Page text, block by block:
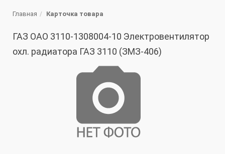
Главная Карточка товара
ГАЗ ОАО 3110-1308004-10 Электровентилятор
охл. радиатора ГАЗ 3110 (ЗМЗ-406)